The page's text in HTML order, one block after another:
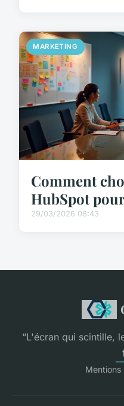
MARKETING
Comment
HubSpot
29/03/2026 08:43
“L'écran qui scintille,
Mentions